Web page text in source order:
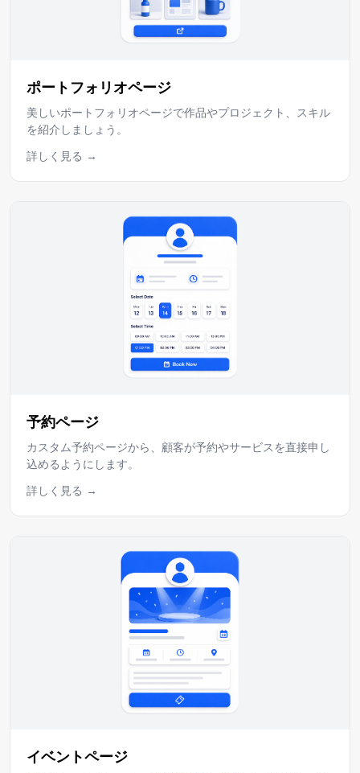
ポートフォリオページ
美しいポートフォリオページで作品やプロジェクト、スキル
を紹介しましょう。
詳しく見る
予約ページ
カスタム予約ページから、顧客が予約やサービスを直接申し
込めるようにします。
詳しく見る
イベントページ